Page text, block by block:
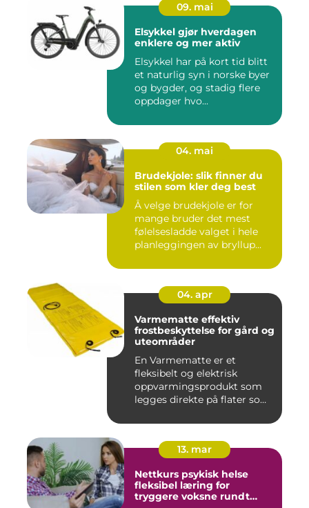
09. mai
Elsykkel gjør hverdagen
enklere og mer aktiv
Elsykkel har på kort tid blitt
et naturlig syn i norske byer
og bygder, og stadig flere
oppdager hvo...
04. mai
Brudekjole: slik finner du
stilen som kler deg best
Å velge brudekjole er for
mange bruder det mest
følelsesladde valget i hele
planleggingen av bryllup...
04. apr
Varmematte effektiv
frostbeskyttelse for gård og
uteområder
En Varmematte er et
fleksibelt og elektrisk
oppvarmingsprodukt som
legges direkte på flater som
13. mar
Nettkurs psykisk helse
fleksibel læring for
tryggere voksne rundt